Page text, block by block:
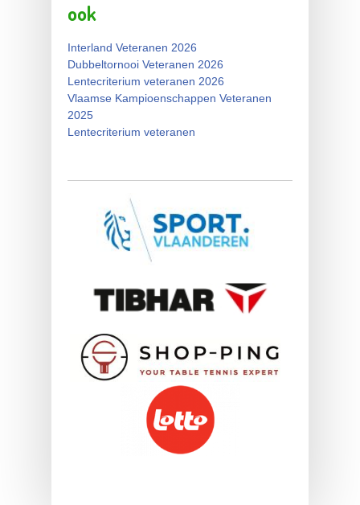
ook
Interland Veteranen 2026
Dubbeltornooi Veteranen 2026
Lentecriterium veteranen 2026
Vlaamse Kampioenschappen Veteranen
2025
Lentecriterium veteranen